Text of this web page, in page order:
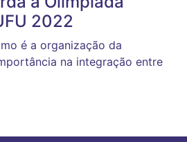
2022
é a organização da
na integração entre